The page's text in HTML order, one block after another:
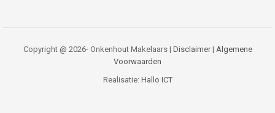
Copyright @ 2026- Onkenhout Makelaars | Disclaimer| Algemene
Voorwaarden
Realisatie: Hallo ICT